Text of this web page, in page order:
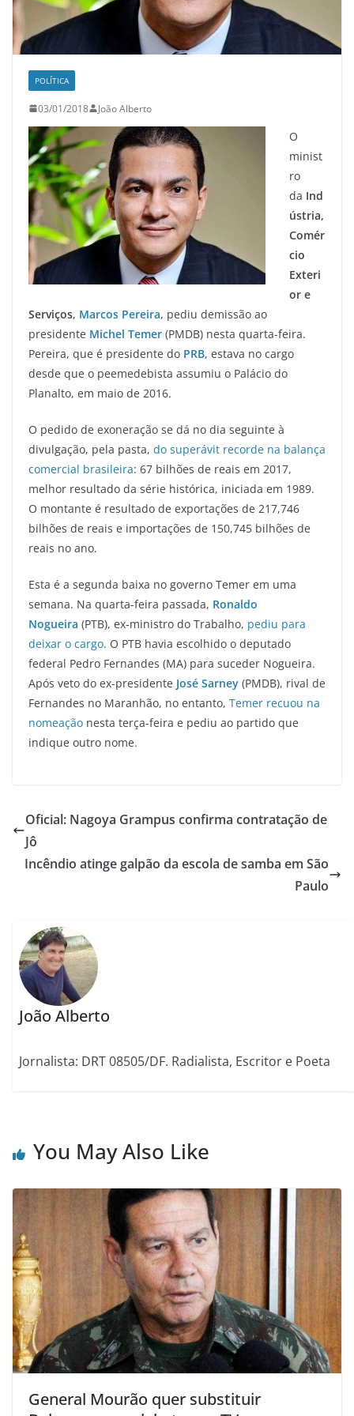
POLÍTICA
03/01/2018 João Alberto
O
minist
ro
da Ind
ústria,
Comér
cio
Exteri
or e
Serviços, Marcos Pereira, pediu demissão ao
presidente Michel Temer (PMDB) nesta quarta-feira.
Pereira, que é presidente do PRB, estava no cargo
desde que o peemedebista assumiu o Palácio do
Planalto, em maio de 2016.
O pedido de exoneração se dá no dia seguinte à
divulgação, pela pasta, do superávit recorde na balança
comercial brasileira: 67 bilhões de reais em 2017,
melhor resultado da série histórica, iniciada em 1989.
O montante é resultado de exportações de 217,746
bilhões de reais e importações de 150,745 bilhões de
reais no ano.
Esta é a segunda baixa no governo Temer em uma
semana. Na quarta-feira passada, Ronaldo
Nogueira (PTB), ex-ministro do Trabalho, pediu para
deixar o cargo. O PTB havia escolhido o deputado
federal Pedro Fernandes (MA) para suceder Nogueira.
Após veto do ex-presidente José Sarney (PMDB), rival de
Fernandes no Maranhão, no entanto, Temer recuou na
nomeação nesta terça-feira e pediu ao partido que
indique outro nome.
Oficial: Nagoya Grampus confirma contratação de
Jô
Incêndio atinge galpão da escola de samba em São
Paulo
João Alberto
Jornalista: DRT 08505/DF. Radialista, Escritor e Poeta
You May Also Like
General Mourão quer substituir